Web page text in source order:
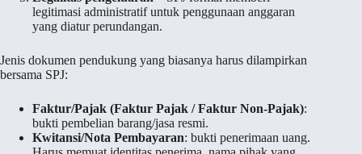
legitimasi administratif untuk penggunaan anggaran
yang diatur perundangan.
Jenis dokumen pendukung yang biasanya harus dilampirkan
bersama SPJ:
Faktur/Pajak (Faktur Pajak / Faktur Non-Pajak):
bukti pembelian barang/jasa resmi.
Kwitansi/Nota Pembayaran: bukti penerimaan uang.